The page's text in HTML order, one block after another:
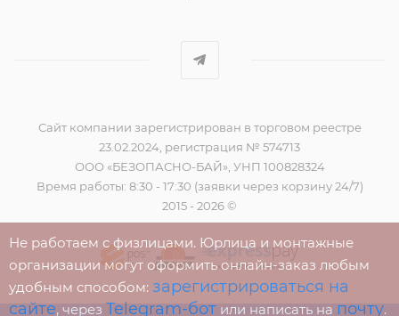
Сайт компании зарегистрирован в торговом реестре
23.02.2024, регистрация № 574713
ООО «БЕЗОПАСНО-БАЙ», УНП 100828324
Время работы: 8:30 - 17:30 (заявки через корзину 24/7)
2015 - 2026 ©
Не работаем с физлицами. Юрлица и монтажные
организации могут оформить онлайн-заказ любым
удобным способом: зарегистрироваться на
сайте, через Telegram-бот или написать на почту.